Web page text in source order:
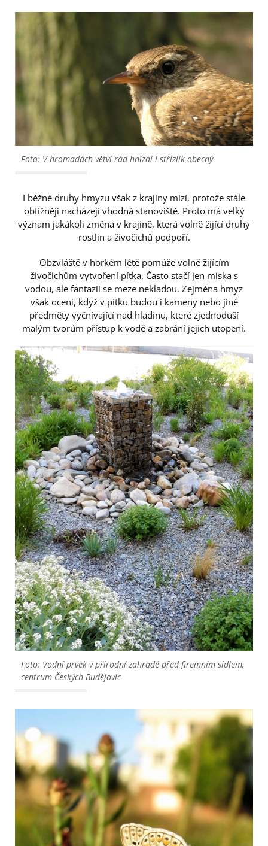
Foto: V hromadách větví rád hnízdí i střízlík obecný
I běžné druhy hmyzu však z krajiny mizí, protože stále
obtížněji nacházejí vhodná stanoviště. Proto má velký
význam jakákoli změna v krajině, která volně žijící druhy
rostlin a živočichů podpoří.
Obzvláště v horkém létě pomůže volně žijícím
živočichům vytvoření pítka. Často stačí jen miska s
vodou, ale fantazii se meze nekladou. Zejména hmyz
však ocení, když v pítku budou i kameny nebo jiné
předměty vyčnívající nad hladinu, které zjednoduší
malým tvorům přístup k vodě a zabrání jejich utopení.
Foto: Vodní prvek v přírodní zahradě před firemním sídlem,
centrum Českých Budějovic